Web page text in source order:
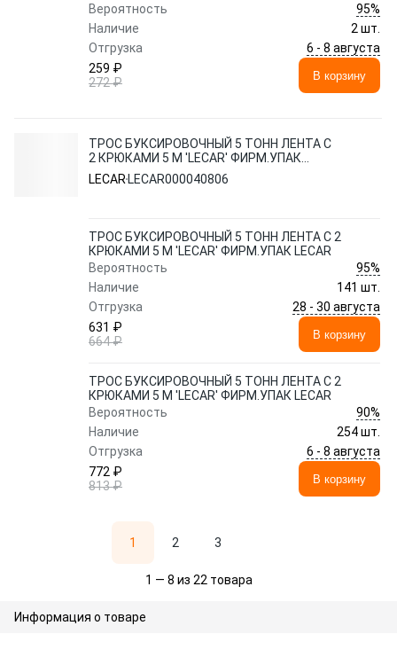
Вероятность
95%
Наличие
2 шт.
Отгрузка
6 - 8 августа
259 ₽
272 ₽
В корзину
ТРОС БУКСИРОВОЧНЫЙ 5 ТОНН ЛЕНТА С
2 КРЮКАМИ 5 М 'LECAR' ФИРМ.УПАК
LECAR
LECAR LECAR000040806
ТРОС БУКСИРОВОЧНЫЙ 5 ТОНН ЛЕНТА С 2
КРЮКАМИ 5 М 'LECAR' ФИРМ.УПАК LECAR
Вероятность
95%
Наличие
141 шт.
Отгрузка
28 - 30 августа
631 ₽
664 ₽
В корзину
ТРОС БУКСИРОВОЧНЫЙ 5 ТОНН ЛЕНТА С 2
КРЮКАМИ 5 М 'LECAR' ФИРМ.УПАК LECAR
Вероятность
90%
Наличие
254 шт.
Отгрузка
6 - 8 августа
772 ₽
813 ₽
В корзину
1 2 3
1 — 8 из 22 товара
Информация о товаре